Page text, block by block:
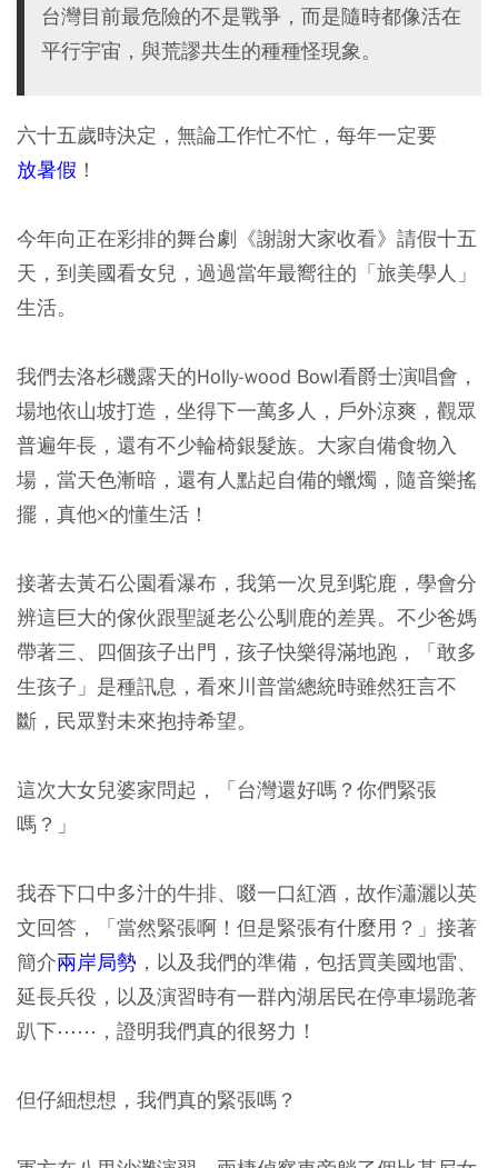
台灣目前最危險的不是戰爭，而是隨時都像活在
平行宇宙，與荒謬共生的種種怪現象。
六十五歲時決定，無論工作忙不忙，每年一定要
放暑假 ！
今年向正在彩排的舞台劇《謝謝大家收看》請假十五
天，到美國看女兒，過過當年最嚮往的「旅美學人」
生活。
我們去洛杉磯露天的Holly-wood Bowl看爵士演唱會，
場地依山坡打造，坐得下一萬多人，戶外涼爽，觀眾
普遍年長，還有不少輪椅銀髮族。大家自備食物入
場，當天色漸暗，還有人點起自備的蠟燭，隨音樂搖
擺，真他×的懂生活！
接著去黃石公園看瀑布，我第一次見到駝鹿，學會分
辨這巨大的傢伙跟聖誕老公公馴鹿的差異。不少爸媽
帶著三、四個孩子出門，孩子快樂得滿地跑，「敢多
生孩子」是種訊息，看來川普當總統時雖然狂言不
斷，民眾對未來抱持希望。
這次大女兒婆家問起，「台灣還好嗎？你們緊張
嗎？」
我吞下口中多汁的牛排、啜一口紅酒，故作瀟灑以英
文回答，「當然緊張啊！但是緊張有什麼用？」接著
簡介兩岸局勢 ，以及我們的準備，包括買美國地雷、
延長兵役，以及演習時有一群內湖居民在停車場跪著
趴下⋯⋯，證明我們真的很努力！
但仔細想想，我們真的緊張嗎？